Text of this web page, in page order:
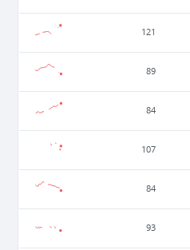
121
89
84
107
84
93